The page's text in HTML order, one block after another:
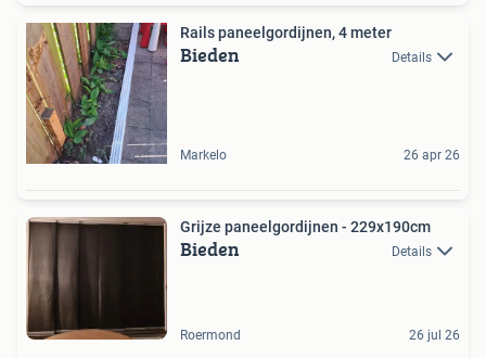
Rails paneelgordijnen, 4 meter
Bieden Details
Markelo 26 apr 26
Grijze paneelgordijnen - 229x190cm
Bieden Details
Roermond 26 jul 26